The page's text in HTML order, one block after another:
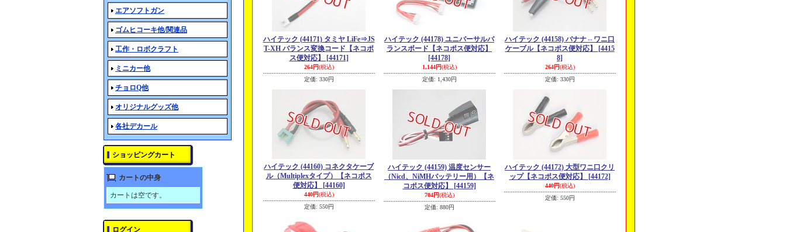
エアソフトガン
ゴムヒコーキ他/関連品
工作・ロボクラフト
ミニカー他
チョロQ他
オリジナルグッズ他
各社デカール
ショッピングカート
カートの中身
カートは空です。
ログイン
ハイテック (44171) タミヤ LiFe⇒JS
T-XH バランス変換コード【ネコポ
ス便対応】
[44171]
264円(税込)
定価: 330円
ハイテック (44178) ユニバーサルバ
ランスボード【ネコポス便対応】
[44178]
1,144円(税込)
定価: 1,430円
ハイテック (44158) バナナ⇔ワニ口
ケーブル【ネコポス便対応】
[4415
8]
264円(税込)
定価: 330円
ハイテック (44160) コネクタケーブ
ル（Multiplexタイプ）【ネコポス
便対応】
[44160]
440円(税込)
定価: 550円
ハイテック (44159) 温度センサー
（Nicd、NiMHバッテリー用）【ネ
コポス便対応】
[44159]
704円(税込)
定価: 880円
ハイテック (44172) 大型ワニ口クリ
ップ【ネコポス便対応】
[44172]
440円(税込)
定価: 550円